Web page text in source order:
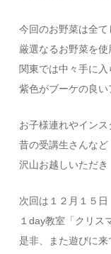
今回のお野菜は全
厳選なるお野菜を使
関東では中々手に
紫色がブーケの良い
お子様連れやイン
昔の受講生さんなど
沢山お越しいただ
次回は１２月１５日
１day教室「クリス
是非、また遊びに来